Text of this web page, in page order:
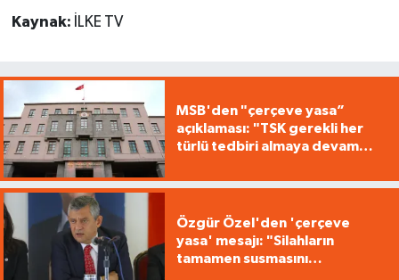
Kaynak: İLKE TV
MSB'den "çerçeve yasa”
açıklaması: "TSK gerekli her
türlü tedbiri almaya devam
Özgür Özel'den 'çerçeve
yasa' mesajı: "Silahların
tamamen susmasını